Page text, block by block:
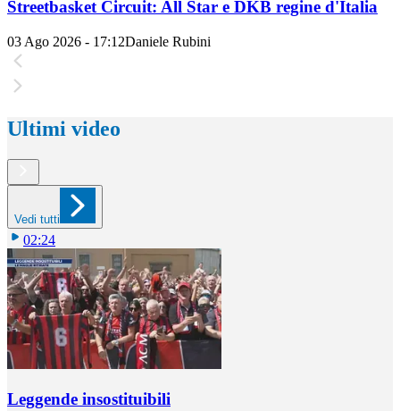
Streetbasket Circuit: All Star e DKB regine d'Italia
03 Ago 2026 - 17:12Daniele Rubini
Ultimi video
Vedi tutti
02:24
Leggende insostituibili